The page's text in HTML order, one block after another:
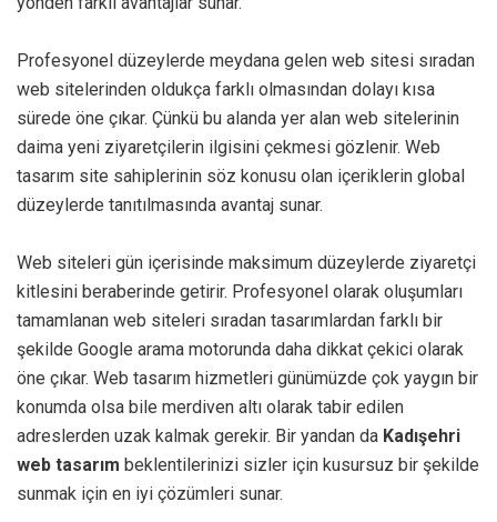
Profesyonel düzeylerde meydana gelen web sitesi sıradan
web sitelerinden oldukça farklı olmasından dolayı kısa
sürede öne çıkar. Çünkü bu alanda yer alan web sitelerinin
daima yeni ziyaretçilerin ilgisini çekmesi gözlenir. Web
tasarım site sahiplerinin söz konusu olan içeriklerin global
düzeylerde tanıtılmasında avantaj sunar.
Web siteleri gün içerisinde maksimum düzeylerde ziyaretçi
kitlesini beraberinde getirir. Profesyonel olarak oluşumları
tamamlanan web siteleri sıradan tasarımlardan farklı bir
şekilde Google arama motorunda daha dikkat çekici olarak
öne çıkar. Web tasarım hizmetleri günümüzde çok yaygın bir
konumda olsa bile merdiven altı olarak tabir edilen
adreslerden uzak kalmak gerekir. Bir yandan da Kadışehri
web tasarım beklentilerinizi sizler için kusursuz bir şekilde
sunmak için en iyi çözümleri sunar.